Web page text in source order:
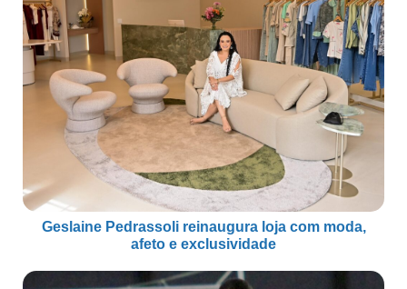
Geslaine Pedrassoli reinaugura loja com moda,
afeto e exclusividade